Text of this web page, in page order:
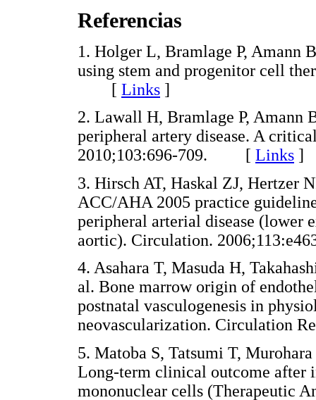
Referencias
1. Holger L, Bramlage P, Amann
using stem and progenitor cell
[ Links ]
2. Lawall H, Bramlage P, Amann
peripheral artery disease. A
2010;103:696-709. [ Links ]
3. Hirsch AT, Haskal ZJ, Hertzer
ACC/AHA 2005 practice
peripheral arterial disease (lower
aortic). Circulation.
4. Asahara T, Masuda H,
al. Bone marrow origin of
postnatal vasculogenesis in
neovascularization.
5. Matoba S, Tatsumi T,
Long-term clinical outcome after
mononuclear cells (Therapeutic